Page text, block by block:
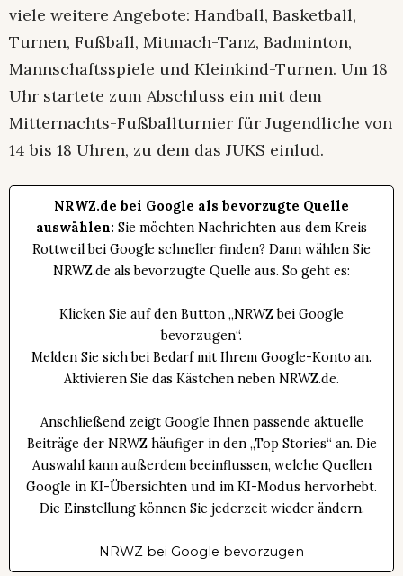
viele weitere Angebote: Handball, Basketball,
Turnen, Fußball, Mitmach-Tanz, Badminton,
Mannschaftsspiele und Kleinkind-Turnen. Um 18
Uhr startete zum Abschluss ein mit dem
Mitternachts-Fußballturnier für Jugendliche von
14 bis 18 Uhren, zu dem das JUKS einlud.
NRWZ.de bei Google als bevorzugte Quelle
auswählen: Sie möchten Nachrichten aus dem Kreis
Rottweil bei Google schneller finden? Dann wählen Sie
NRWZ.de als bevorzugte Quelle aus. So geht es:
Klicken Sie auf den Button „NRWZ bei Google
bevorzugen“.
Melden Sie sich bei Bedarf mit Ihrem Google-Konto an.
Aktivieren Sie das Kästchen neben NRWZ.de.
Anschließend zeigt Google Ihnen passende aktuelle
Beiträge der NRWZ häufiger in den „Top Stories“ an. Die
Auswahl kann außerdem beeinflussen, welche Quellen
Google in KI-Übersichten und im KI-Modus hervorhebt.
Die Einstellung können Sie jederzeit wieder ändern.
NRWZ bei Google bevorzugen